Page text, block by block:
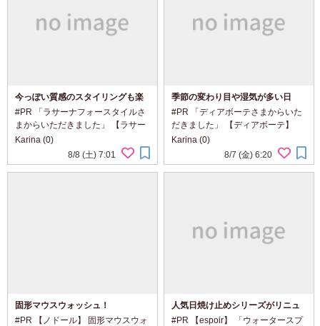
今っぽい質感のスタイリングも楽
しめる2つのヘアオイル
#PR 「ラサーナフォースタイルさ
まからいただきました」 【ラサー
ナ フォースタイル】 「グロスキュ
ア オイルスプレー」 「リンクリペ
アオイル ピュレ」
Karina (0)
8/8 (土) 7:01
季節の変わり目や湿気が多い日
に。
#PR 「ディアボーテさまからいた
だきました」 【ディアボーテ】
「オイルインシャンプー／コンデ
ィショナー(リッチ＆リペア)」
@dearbeautehimawari_kracie 髪
Karina (0)
8/7 (金) 6:20
固形マウスウォッシュ！
#PR 【ノドール】 固形マウスウォ
人気日焼け止めシリーズがリニュ
ーアル
#PR 【espoir】 「ウォータースプ